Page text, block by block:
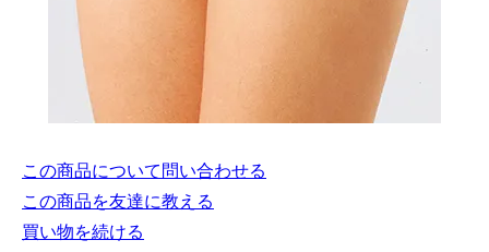
この商品について問い合わせる
この商品を友達に教える
買い物を続ける